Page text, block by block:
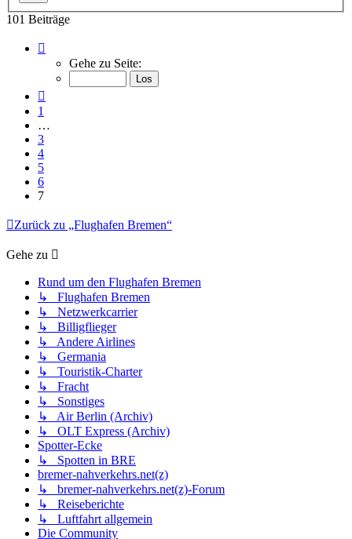
101 Beiträge
von
Gehe zu Seite:
1
…
3
4
5
6
7
Zurück zu „Flughafen Bremen“
Gehe zu
Rund um den Flughafen Bremen
↳ Flughafen Bremen
↳ Netzwerkcarrier
↳ Billigflieger
↳ Andere Airlines
↳ Germania
↳ Touristik-Charter
↳ Fracht
↳ Sonstiges
↳ Air Berlin (Archiv)
↳ OLT Express (Archiv)
Spotter-Ecke
↳ Spotten in BRE
bremer-nahverkehrs.net(z)
↳ bremer-nahverkehrs.net(z)-Forum
↳ Reiseberichte
↳ Luftfahrt allgemein
Die Community